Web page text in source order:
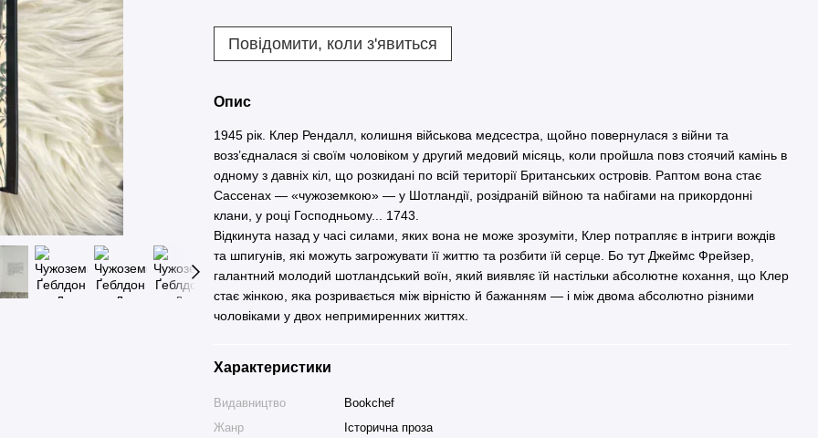
Повідомити, коли з'явиться
Опис
1945 рік. Клер Рендалл, колишня військова медсестра, щойно повернулася з війни та
возз’єдналася зі своїм чоловіком у другий медовий місяць, коли пройшла повз стоячий камінь в
одному з давніх кіл, що розкидані по всій території Британських островів. Раптом вона стає
Сассенах — «чужоземкою» — у Шотландії, розідраній війною та набігами на прикордонні
клани, у році Господньому... 1743.
Відкинута назад у часі силами, яких вона не може зрозуміти, Клер потрапляє в інтриги вождів
та шпигунів, які можуть загрожувати її життю та розбити їй серце. Бо тут Джеймс Фрейзер,
галантний молодий шотландський воїн, який виявляє їй настільки абсолютне кохання, що Клер
стає жінкою, яка розривається між вірністю й бажанням — і між двома абсолютно різними
чоловіками у двох непримиренних життях.
Характеристики
Видавництво
Bookchef
Жанр
Історична проза